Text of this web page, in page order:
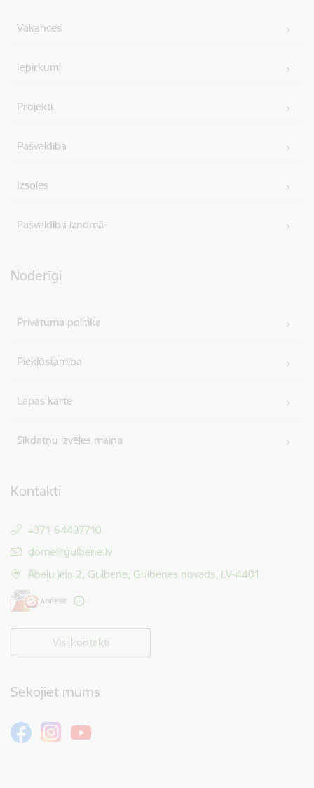
Vakances
Iepirkumi
Projekti
Pašvaldība
Izsoles
Pašvaldība iznomā
Noderīgi
Privātuma politika
Piekļūstamība
Lapas karte
Sīkdatņu izvēles maiņa
Kontakti
+371 64497710
E-pasts:
dome@gulbene.lv
Ābeļu iela 2, Gulbene, Gulbenes novads, LV-4401
Visi kontakti
Sekojiet mums